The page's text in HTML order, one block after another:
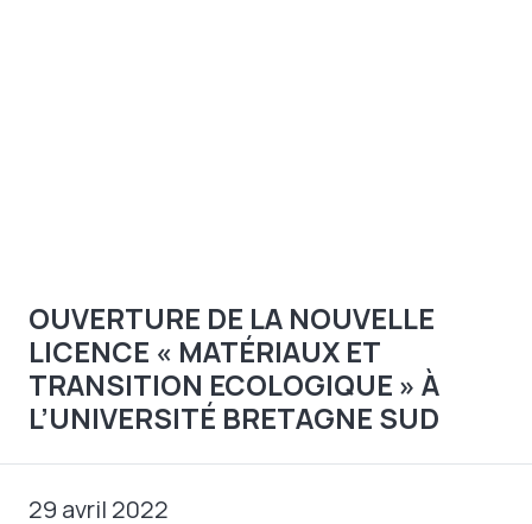
OUVERTURE DE LA NOUVELLE
LICENCE « MATÉRIAUX ET
TRANSITION ECOLOGIQUE » À
L’UNIVERSITÉ BRETAGNE SUD​
29 avril 2022